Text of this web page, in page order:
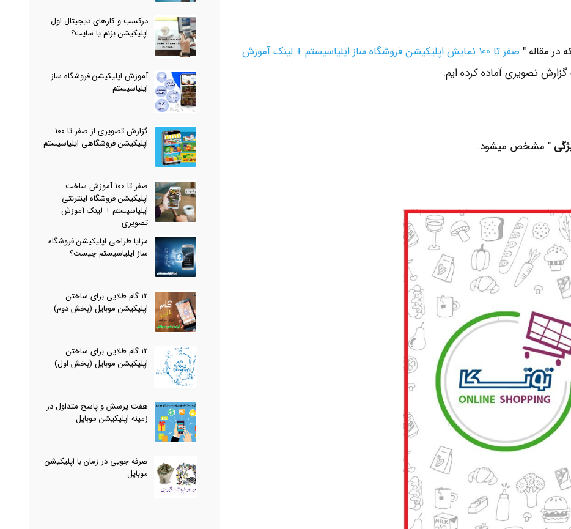
در مقاله "
صفر تا 100 نمایش اپلیکیشن فروشگاه ساز ایلیاسیستم + لینک آموزش
تصویری آماده کرده ایم.
" مشخص میشود.
درکسب و کارهای دیجیتال اول
اپلیکیشن بزنم یا سایت؟
آموزش اپلیکیشن فروشگاه ساز
ایلیاسیستم
گزارش تصویری از صفر تا 100
اپلیکیشن فروشگاهی ایلیاسیستم
صفر تا 100 آموزش ساخت
اپلیکیشن فروشگاه اینترنتی
ایلیاسیستم + لینک آموزش
تصویری
مزایا طراحی اپلیکیشن فروشگاه
ساز ایلیاسیستم چیست؟
12 گام طلایی برای ساختن
اپلیکیشن موبایل (بخش دوم)
12 گام طلایی برای ساختن
اپلیکیشن موبایل (بخش اول)
هفت پرسش و پاسخ متداول در
زمینه اپلیکیشن موبایل
صرفه جویی در زمان با اپلیکیشن
موبایل